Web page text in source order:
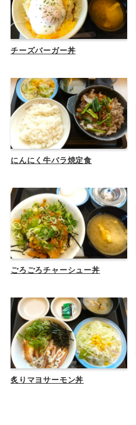
チーズバーガー丼
にんにく牛バラ焼定食
ごろごろチャーシュー丼
炙りマヨサーモン丼